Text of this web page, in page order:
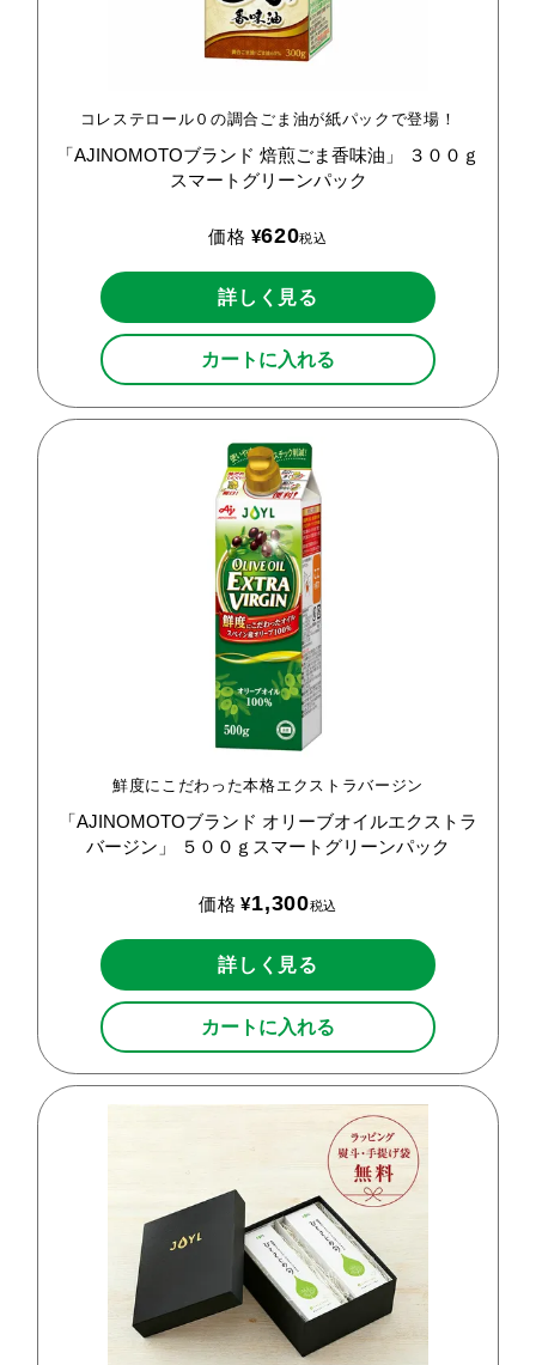
コレステロール０の調合ごま油が紙パックで登場！
「AJINOMOTOブランド 焙煎ごま香味油」
３００ｇ
スマートグリーンパック
価格 ¥620税込
詳しく見る
カートに入れる
鮮度にこだわった本格エクストラバージン
「AJINOMOTOブランド オリーブオイルエクストラ
バージン」
５００ｇスマートグリーンパック
価格 ¥1,300税込
詳しく見る
カートに入れる